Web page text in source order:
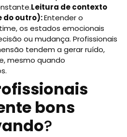
Leitura de contexto
do outro):Entender o
os estados emocionais
ou mudança. Profissionais
tendem a gerar ruído,
mesmo quando
bons
?